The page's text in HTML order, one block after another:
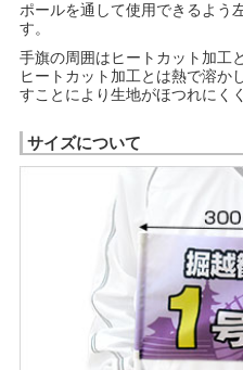
ポールを通して使用できるよう
す。
手旗の周囲はヒートカット加工
ヒートカット加工とは熱で溶か
すことにより生地がほつれにく
サイズについて